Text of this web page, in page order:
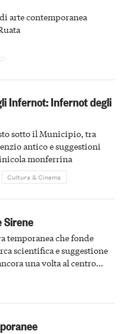
arte contemporanea
Infernot: Infernot degli
sotto il Municipio, tra
antico e suggestioni
monferrina
Cultura & Cinema
Sirene
temporanea che fonde
scientifica e suggestione
una volta al centro
del passato astigiano